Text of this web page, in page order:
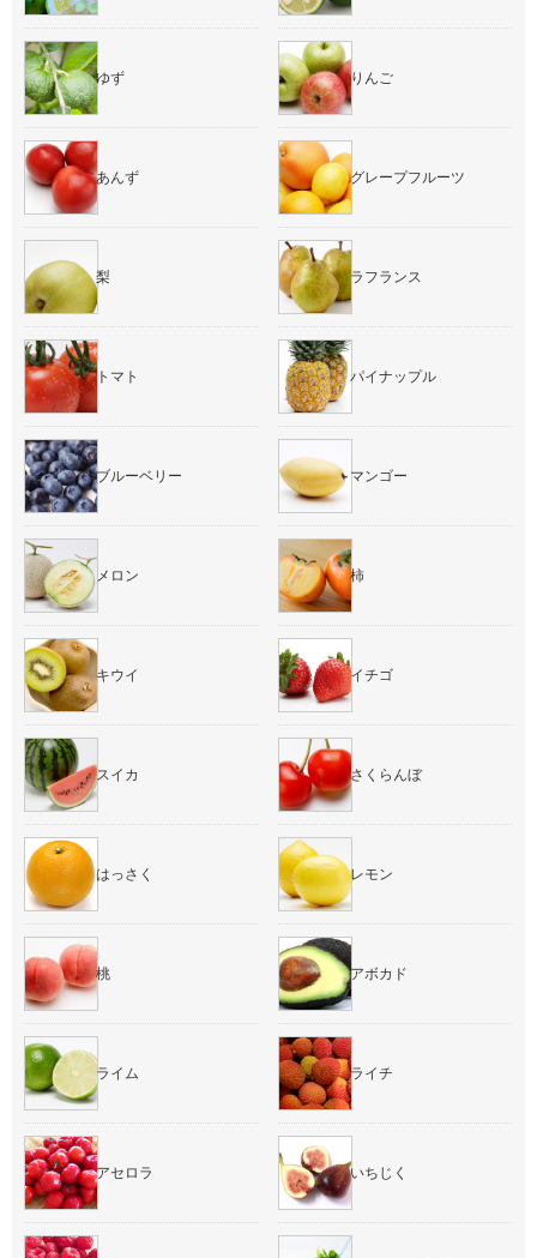
ゆず りんご
あんず グレープフルーツ
梨 ラフランス
トマト パイナップル
ブルーベリー マンゴー
メロン 柿
キウイ イチゴ
スイカ さくらんぼ
はっさく レモン
桃 アボカド
ライム ライチ
アセロラ いちじく